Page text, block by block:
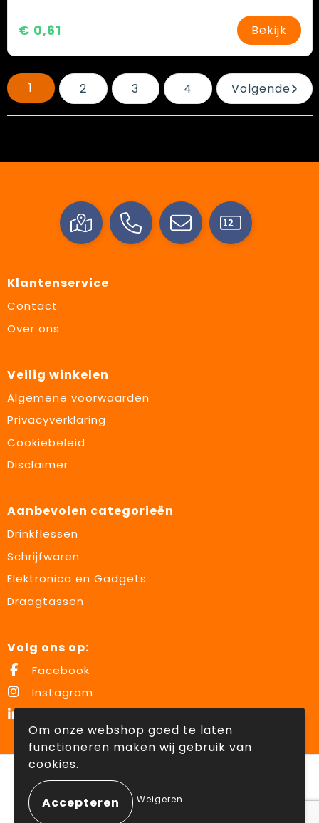
€ 0,61 Bekijk
1 2 3 4 Volgende
Klantenservice
Contact
Over ons
Veilig winkelen
Algemene voorwaarden
Privacyverklaring
Cookiebeleid
Disclaimer
Aanbevolen categorieën
Drinkflessen
Schrijfwaren
Elektronica en Gadgets
Draagtassen
Volg ons op:
Facebook
Instagram
© Copyright Lowette Gifts 2026
Om onze webshop goed te laten
functioneren maken wij gebruik van
cookies.
Weigeren